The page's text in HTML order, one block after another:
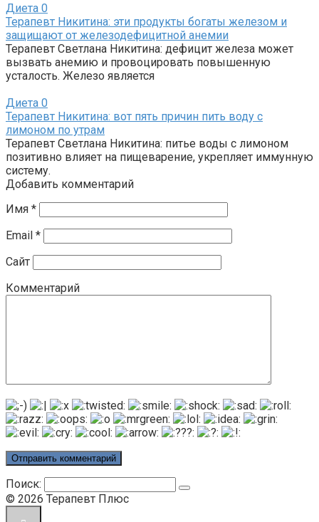
Диета 0
Терапевт Никитина: эти продукты богаты железом и
защищают от железодефицитной анемии
Терапевт Светлана Никитина: дефицит железа может
вызвать анемию и провоцировать повышенную
усталость. Железо является
Диета 0
Терапевт Никитина: вот пять причин пить воду с
лимоном по утрам
Терапевт Светлана Никитина: питье воды с лимоном
позитивно влияет на пищеварение, укрепляет иммунную
систему.
Добавить комментарий
Имя *
Email *
Сайт
Комментарий
Поиск:
© 2026 Терапевт Плюс